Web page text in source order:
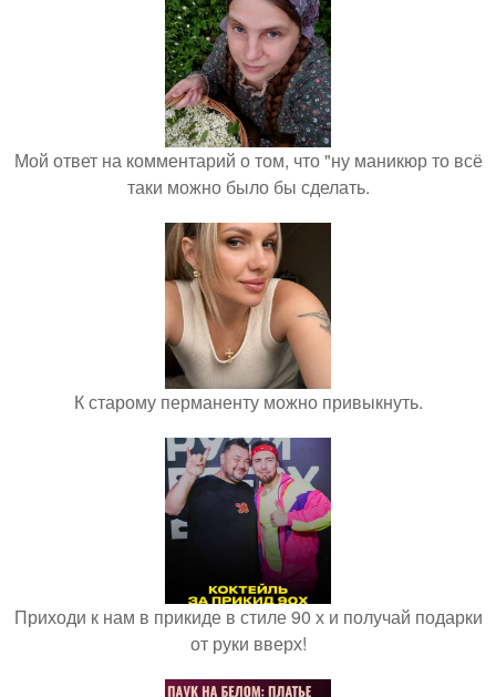
Мой ответ на комментарий о том, что "ну маникюр то всё
таки можно было бы сделать.
К старому перманенту можно привыкнуть.
Приходи к нам в прикиде в стиле 90 х и получай подарки
от руки вверх!